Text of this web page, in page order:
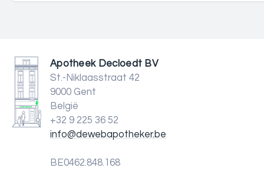
Apotheek Decloedt BV
St.-Niklaasstraat 42
9000 Gent
België
+32 9 225 36 52
info@dewebapotheker.be
BE0462.848.168